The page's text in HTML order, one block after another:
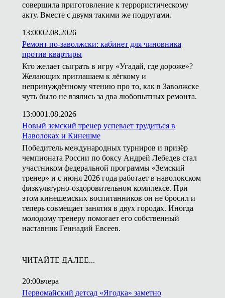
совершила приготовление к террористическому
акту. Вместе с двумя такими же подругами.
13:0002.08.2026
Ремонт по-заволжски: кабинет для чиновника
против квартиры
Кто желает сыграть в игру «Угадай, где дороже»?
Желающих приглашаем к лёгкому и
непринуждённому чтению про то, как в Заволжске
чуть было не взялись за два любопытных ремонта.
13:0001.08.2026
Новый земский тренер успевает трудиться в
Наволоках и Кинешме
Победитель международных турниров и призёр
чемпионата России по боксу Андрей Лебедев стал
участником федеральной программы «Земский
тренер» и с июня 2026 года работает в наволокском
физкультурно-оздоровительном комплексе. При
этом кинешемских воспитанников он не бросил и
теперь совмещает занятия в двух городах. Иногда
молодому тренеру помогает его собственный
наставник Геннадий Евсеев.
ЧИТАЙТЕ ДАЛЕЕ...
20:00вчера
Первомайский детсад «Ягодка» заметно